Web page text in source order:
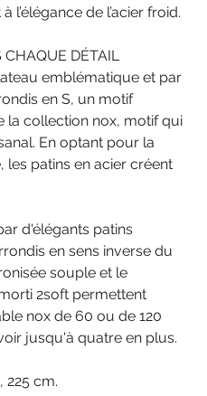
l’élégance de l’acier froid.
DÉTAIL
emblématique et par
en S, un motif
la collection nox, motif qui
En optant pour la
les patins en acier créent
d'élégants patins
en sens inverse du
souple et le
2soft permettent
nox de 60 ou de 120
jusqu'à quatre en plus.
225 cm.